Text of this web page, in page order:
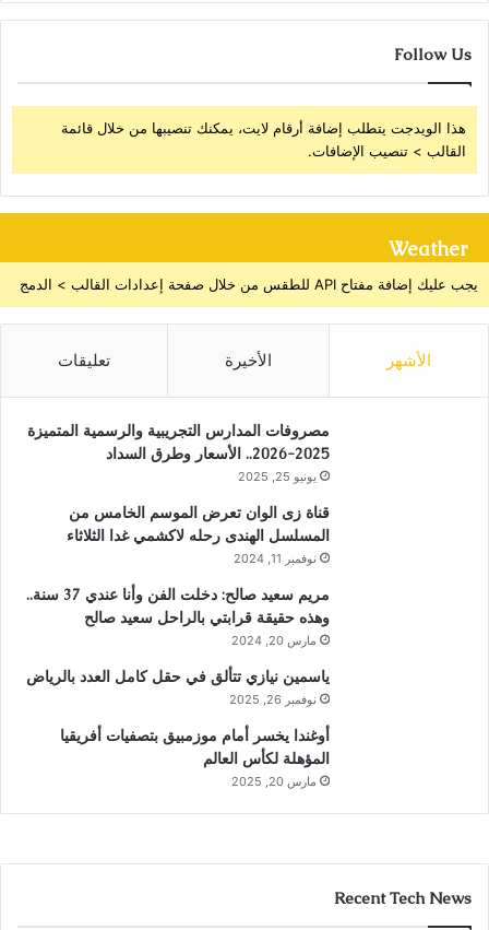
Follow Us
هذا الويدجت يتطلب إضافة أرقام لايت، يمكنك تنصيبها من خلال قائمة
القالب > تنصيب الإضافات.
Weather
يجب عليك إضافة مفتاح API للطقس من خلال صفحة إعدادات القالب > الدمج
الأشهر الأخيرة تعليقات
مصروفات المدارس التجريبية والرسمية المتميزة
2025-2026.. الأسعار وطرق السداد
يونيو 25, 2025
قناة زى الوان تعرض الموسم الخامس من
المسلسل الهندى رحله لاكشمي غدا الثلاثاء
نوفمبر 11, 2024
مريم سعيد صالح: دخلت الفن وأنا عندي 37 سنة..
وهذه حقيقة قرابتي بالراحل سعيد صالح
مارس 20, 2024
ياسمين نيازي تتألق في حقل كامل العدد بالرياض
نوفمبر 26, 2025
أوغندا يخسر أمام موزمبيق بتصفيات أفريقيا
المؤهلة لكأس العالم
مارس 20, 2025
Recent Tech News